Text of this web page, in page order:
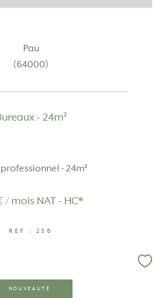
Pau
(64000)
- 24m²
- 24m²
/ mois NAT - HC*
REF : 236
NOUVEAUTÉ